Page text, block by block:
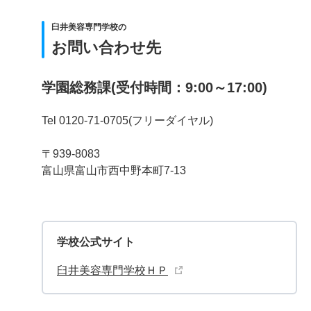
臼井美容専門学校の
お問い合わせ先
学園総務課(受付時間：9:00～17:00)
Tel 0120-71-0705(フリーダイヤル)
〒939-8083
富山県富山市西中野本町7-13
学校公式サイト
臼井美容専門学校ＨＰ